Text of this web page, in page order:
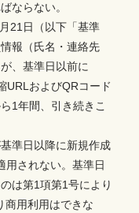
ならない。
21日（以下「基準
報（氏名・連絡先
、基準日以前に
URLおよびQRコード
1年間、引き続きこ
準日以降に新規作成
用されない。基準日
は第1項第1号により
商用利用はできな